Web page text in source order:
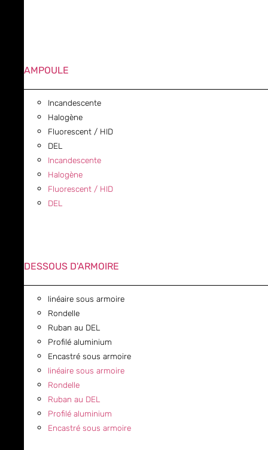
AMPOULE
Incandescente
Halogène
Fluorescent / HID
DEL
Incandescente
Halogène
Fluorescent / HID
DEL
DESSOUS D'ARMOIRE
linéaire sous armoire
Rondelle
Ruban au DEL
Profilé aluminium
Encastré sous armoire
linéaire sous armoire
Rondelle
Ruban au DEL
Profilé aluminium
Encastré sous armoire